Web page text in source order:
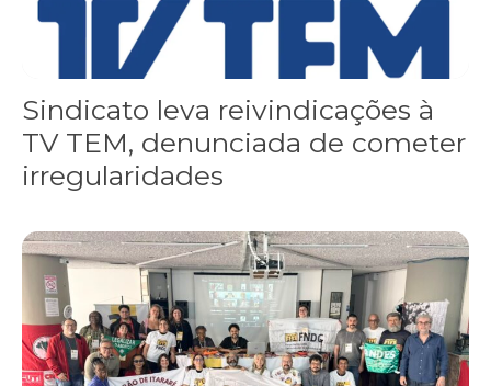
Sindicato leva reivindicações à
TV TEM, denunciada de cometer
irregularidades
FNDC aprova plataforma de 20 pontos para as eleições 2026